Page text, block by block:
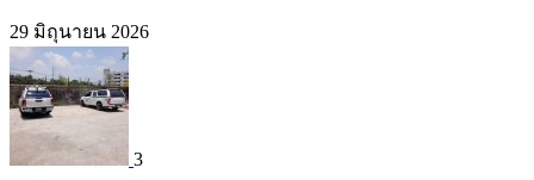
29 มิถุนายน 2026
3